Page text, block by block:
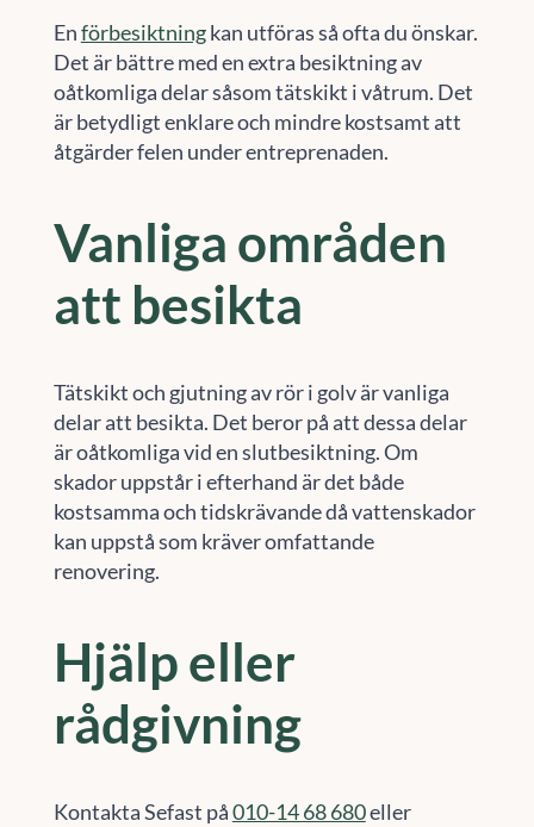
Enförbesiktningkan utföras så ofta du önskar.
Det är bättre med en extra besiktning av
oåtkomliga delar såsom tätskikt i våtrum. Det
är betydligt enklare och mindre kostsamt att
åtgärder felen under entreprenaden.
Vanliga områden
att besikta
Tätskikt och gjutning av rör i golv är vanliga
delar att besikta. Det beror på att dessa delar
är oåtkomliga vid en slutbesiktning. Om
skador uppstår i efterhand är det både
kostsamma och tidskrävande då vattenskador
kan uppstå som kräver omfattande
renovering.
Hjälp eller
rådgivning
Kontakta Sefast på010-14 68 680eller